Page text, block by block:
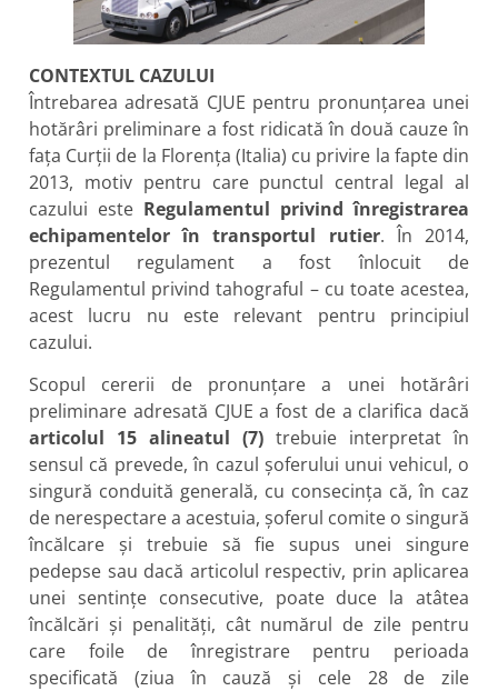
CONTEXTUL CAZULUI
Întrebarea adresată CJUE pentru pronunțarea unei
hotărâri preliminare a fost ridicată în două cauze în
fața Curții de la Florența (Italia) cu privire la fapte din
2013, motiv pentru care punctul central legal al
cazului este Regulamentul privind înregistrarea
echipamentelor în transportul rutier. În 2014,
prezentul regulament a fost înlocuit de
Regulamentul privind tahograful – cu toate acestea,
acest lucru nu este relevant pentru principiul
cazului.
Scopul cererii de pronunțare a unei hotărâri
preliminare adresată CJUE a fost de a clarifica dacă
articolul 15 alineatul (7) trebuie interpretat în
sensul că prevede, în cazul șoferului unui vehicul, o
singură conduită generală, cu consecința că, în caz
de nerespectare a acestuia, șoferul comite o singură
încălcare și trebuie să fie supus unei singure
pedepse sau dacă articolul respectiv, prin aplicarea
unei sentințe consecutive, poate duce la atâtea
încălcări și penalități, cât numărul de zile pentru
care foile de înregistrare pentru perioada
specificată (ziua în cauză și cele 28 de zile